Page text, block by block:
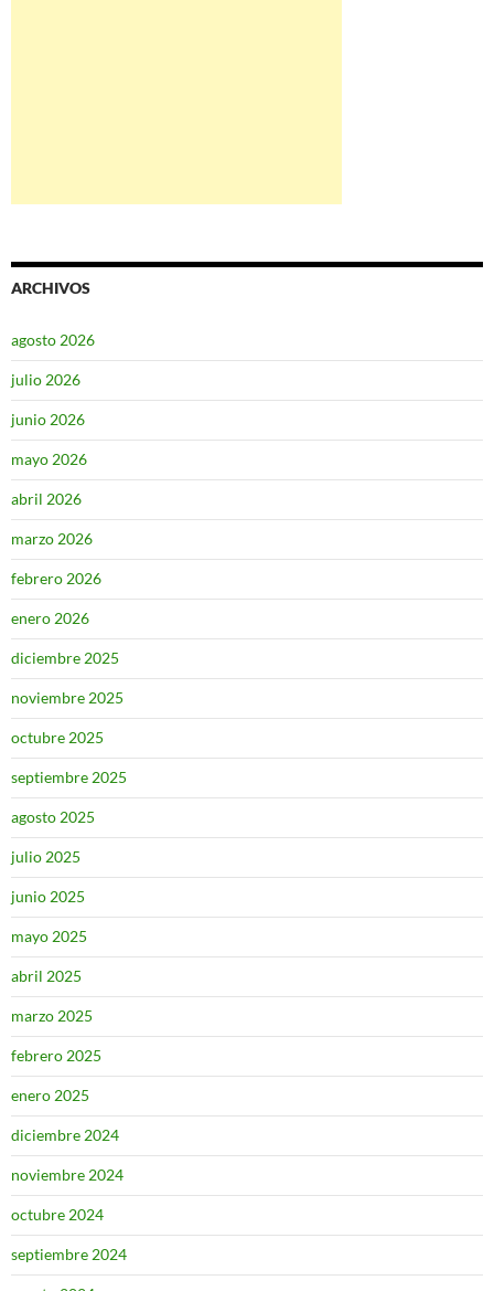
ARCHIVOS
agosto 2026
julio 2026
junio 2026
mayo 2026
abril 2026
marzo 2026
febrero 2026
enero 2026
diciembre 2025
noviembre 2025
octubre 2025
septiembre 2025
agosto 2025
julio 2025
junio 2025
mayo 2025
abril 2025
marzo 2025
febrero 2025
enero 2025
diciembre 2024
noviembre 2024
octubre 2024
septiembre 2024